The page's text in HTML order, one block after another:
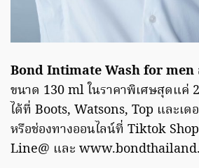
Bond Intimate Wash for men
ขนาด 130 ml ในราคาพิเศษสุดแค่
ได้ที่ Boots, Watsons, Top และเ
หรือช่องทางออนไลน์ที่ Tiktok
Line@ และ